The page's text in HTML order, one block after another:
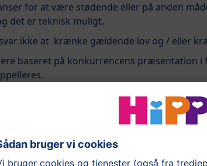
for at være stødende eller på anden
det er teknisk muligt.
ikke at krænke gældende lov og / eller
baseret på konkurrencens præsentation
der exponeres i forbindelse med en
for at afslutte en konkurrencen,
er gemt til andet formål end fuldførelse
der er nødvendige for at deltage i en